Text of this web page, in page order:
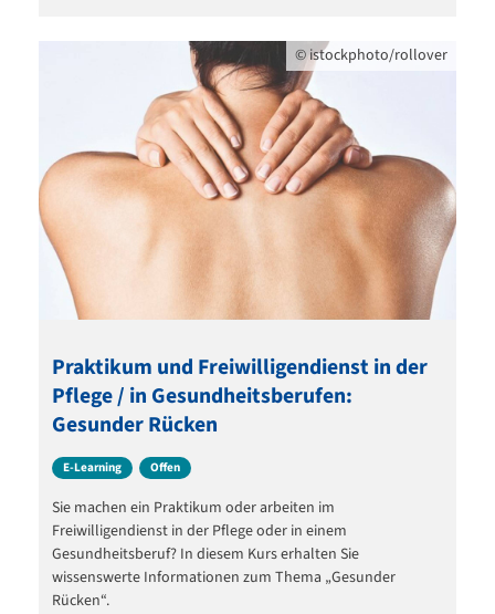
©istockphoto/rollover
Praktikum und Freiwilligendienst in der
Pflege / in Gesundheitsberufen:
Gesunder Rücken
E-Learning Offen
Sie machen ein Praktikum oder arbeiten im
Freiwilligendienst in der Pflege oder in einem
Gesundheitsberuf? In diesem Kurs erhalten Sie
wissenswerte Informationen zum Thema „Gesunder
Rücken“.